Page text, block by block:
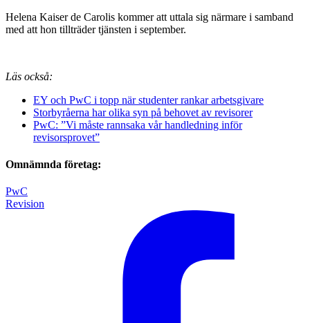
Helena Kaiser de Carolis kommer att uttala sig närmare i samband
med att hon tillträder tjänsten i september.
Läs också:
EY och PwC i topp när studenter rankar arbetsgivare
Storbyråerna har olika syn på behovet av revisorer
PwC: ”Vi måste rannsaka vår handledning inför
revisorsprovet”
Omnämnda företag:
PwC
Revision